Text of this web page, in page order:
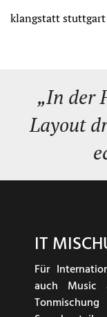
zum
klangstattstuttgart
„In der
Layout
IT
Für
auch Music